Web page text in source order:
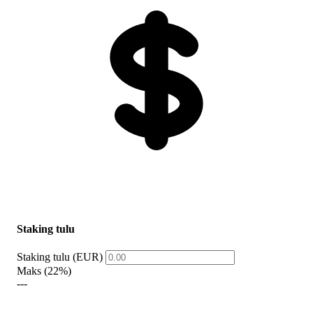
Staking tulu
Staking tulu (EUR)
Maks (22%)
---